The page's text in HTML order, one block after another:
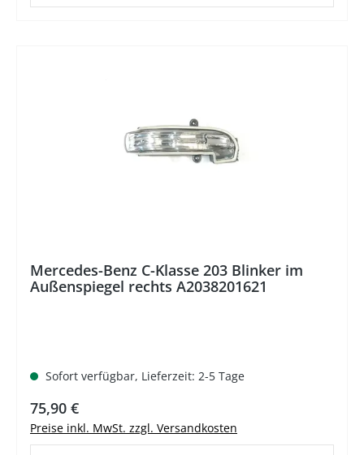
Mercedes-Benz C-Klasse 203 Blinker im
Außenspiegel rechts A2038201621
Sofort verfügbar, Lieferzeit: 2-5 Tage
Regulärer Preis:
75,90 €
Preise inkl. MwSt. zzgl. Versandkosten